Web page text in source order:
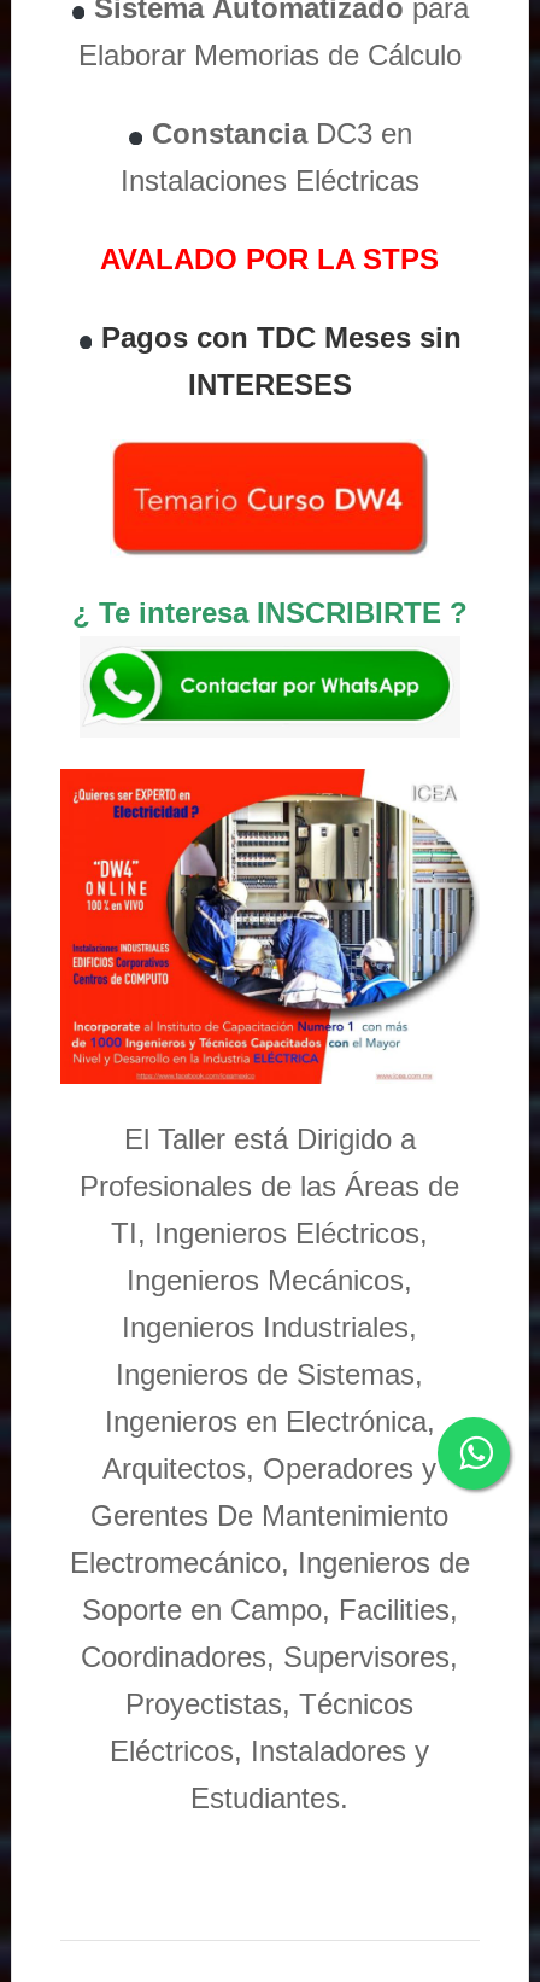
Sistema Automatizado para
Elaborar Memorias de Cálculo
ConstanciaDC3 en
Instalaciones Eléctricas
AVALADO POR LA STPS
Pagos con TDC Meses sin
INTERESES
¿ Te interesa INSCRIBIRTE ?
El Taller está Dirigido a
Profesionales de las Áreas de
TI, Ingenieros Eléctricos,
Ingenieros Mecánicos,
Ingenieros Industriales,
Ingenieros de Sistemas,
Ingenieros en Electrónica,
Arquitectos, Operadores y
Gerentes De Mantenimiento
Electromecánico, Ingenieros de
Soporte en Campo, Facilities,
Coordinadores, Supervisores,
Proyectistas, Técnicos
Eléctricos, Instaladores y
Estudiantes.